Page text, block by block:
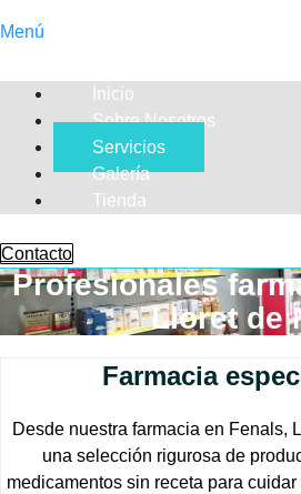
Menú
Inicio
Sobre Nosotros
Servicios
Galería
Tienda
Contacto
Profesionales
Lloret de
Farmacia
Desde nuestra farmacia en Fenals,
una selección rigurosa de
medicamentos sin receta para